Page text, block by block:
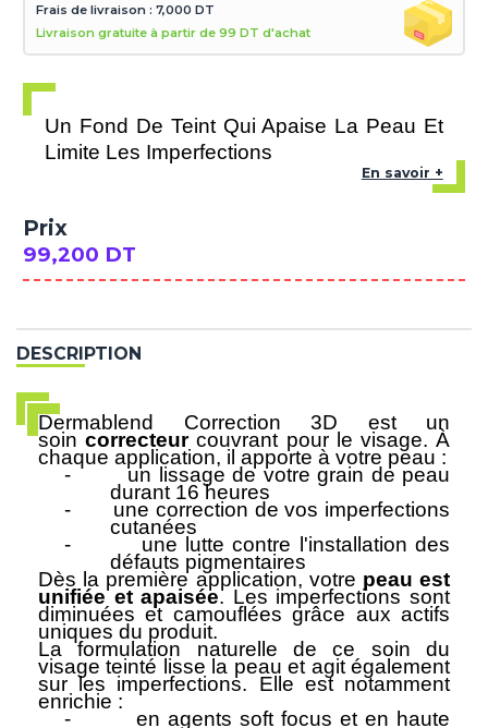
Frais de livraison : 7,000 DT
Livraison gratuite à partir de 99 DT d'achat
Un Fond De Teint Qui Apaise La Peau Et
Limite Les Imperfections
En savoir +
Prix
99,200 DT
DESCRIPTION
Dermablend Correction 3D est un
soincorrecteurcouvrant pour le visage. À
chaque application, il apporte à votre peau :
- un lissage de votre grain de peau
durant 16 heures
- une correction de vos imperfections
cutanées
- une lutte contre l'installation des
défauts pigmentaires
Dès la première application, votre peau est
unifiée et apaisée. Les imperfections sont
diminuées et camouflées grâce aux actifs
uniques du produit.
La formulation naturelle de ce soin du
visage teinté lisse la peau et agit également
sur les imperfections. Elle est notamment
enrichie :
- en agents soft focus et en haute